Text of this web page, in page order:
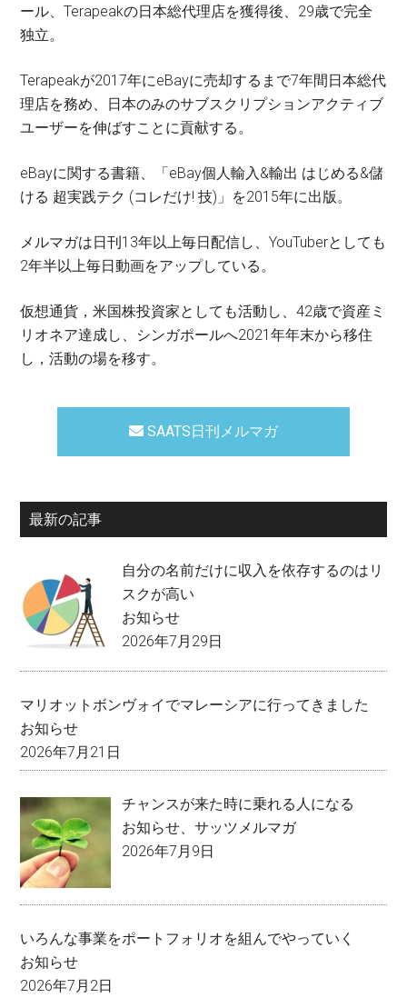
ール、Terapeakの日本総代理店を獲得後、29歳で完全
独立。
Terapeakが2017年にeBayに売却するまで7年間日本総代
理店を務め、日本のみのサブスクリプションアクティブ
ユーザーを伸ばすことに貢献する。
eBayに関する書籍、「eBay個人輸入&輸出 はじめる&儲
ける 超実践テク (コレだけ! 技)」を2015年に出版。
メルマガは日刊13年以上毎日配信し、YouTuberとしても
2年半以上毎日動画をアップしている。
仮想通貨，米国株投資家としても活動し、42歳で資産ミ
リオネア達成し、シンガポールへ2021年年末から移住
し，活動の場を移す。
SAATS日刊メルマガ
最新の記事
自分の名前だけに収入を依存するのはリ
スクが高い
お知らせ
2026年7月29日
マリオットボンヴォイでマレーシアに行ってきました
お知らせ
2026年7月21日
チャンスが来た時に乗れる人になる
お知らせ、サッツメルマガ
2026年7月9日
いろんな事業をポートフォリオを組んでやっていく
お知らせ
2026年7月2日